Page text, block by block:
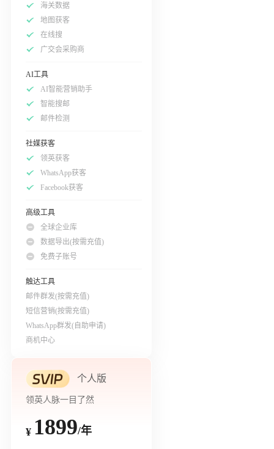
海关数据
地图获客
在线搜
广交会采购商
AI工具
AI智能营销助手
智能搜邮
邮件检测
社媒获客
领英获客
WhatsApp获客
Facebook获客
高级工具
全球企业库
数据导出(按需充值)
免费子账号
触达工具
邮件群发(按需充值)
短信营销(按需充值)
WhatsApp群发(自助申请)
商机中心
个人版
领英人脉一目了然
¥ 1899/年